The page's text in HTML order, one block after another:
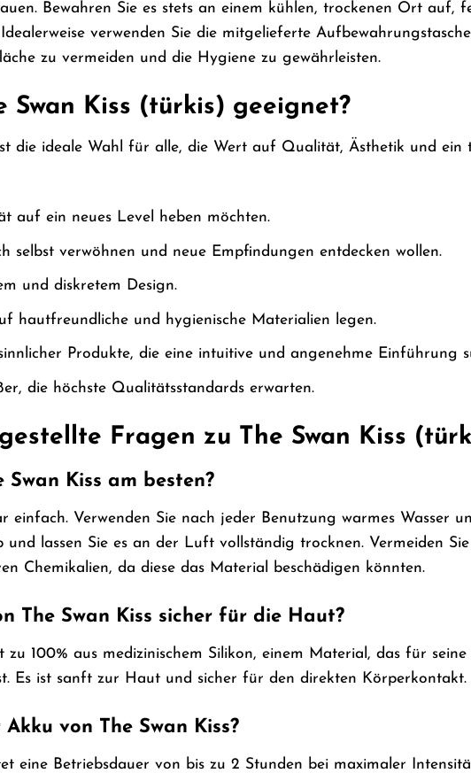
Bewahren Sie es stets an einem kühlen, trockenen Ort auf,
verwenden Sie die mitgelieferte
zu vermeiden und die Hygiene zu gewährleisten.
Swan Kiss (türkis) geeignet?
die ideale Wahl für alle, die Wert auf Qualität, Ästhetik und ein
auf ein neues Level heben möchten.
selbst verwöhnen und neue Empfindungen entdecken wollen.
und diskretem Design.
hautfreundliche und hygienische Materialien legen.
Produkte, die eine intuitive und angenehme Einführung
die höchste Qualitätsstandards erwarten.
Fragen zu The Swan Kiss
Kiss am besten?
einfach. Verwenden Sie nach jeder Benutzung warmes Wasser
lassen Sie es an der Luft vollständig trocknen. Vermeiden
Chemikalien, da diese das Material beschädigen könnten.
The Swan Kiss sicher für die Haut?
zu 100% aus medizinischem Silikon, einem Material, das für
Es ist sanft zur Haut und sicher für den direkten Körperkontakt.
von The Swan Kiss?
eine Betriebsdauer von bis zu 2 Stunden bei maximaler